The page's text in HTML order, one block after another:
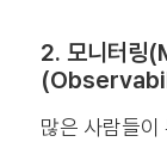
2. 모니터링
많은 사람들이